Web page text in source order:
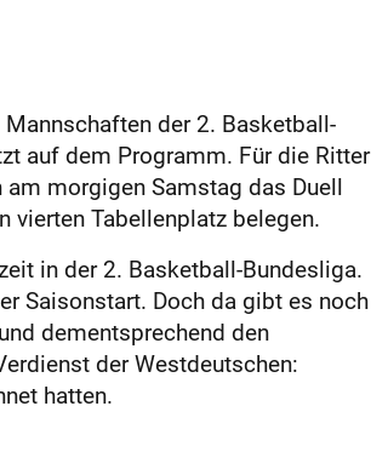
der 2. Basketball-
auf dem Programm. Für die Ritter
morgigen Samstag das Duell
vierten Tabellenplatz belegen.
in der 2. Basketball-Bundesliga.
Saisonstart. Doch da gibt es noch
dementsprechend den
der Westdeutschen:
hatten.